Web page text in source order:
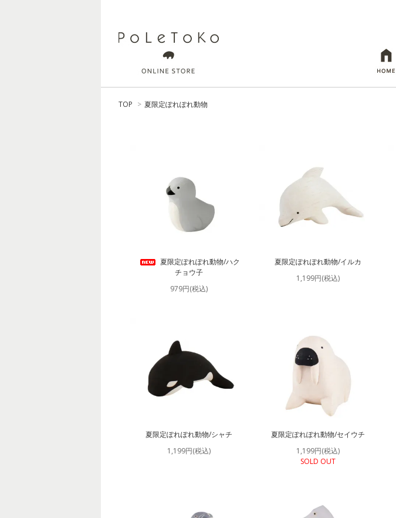
TOP > 夏限定ぽれぽれ動物
夏限定ぽれぽれ動物/ハク
チョウ子
979円(税込)
夏限定ぽれぽれ動物/イルカ
1,199円(税込)
夏限定ぽれぽれ動物/シャチ
1,199円(税込)
夏限定ぽれぽれ動物/セイウチ
1,199円(税込)
SOLD OUT